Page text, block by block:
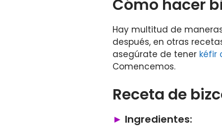
Cómo hacer
Hay multitud de
después, en otras
asegúrate de tener kéfir
Comencemos.
Receta de
Ingredientes: